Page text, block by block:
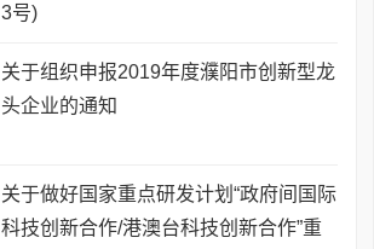
3号)
关于组织申报2019年度濮阳市创新型龙
头企业的通知
关于做好国家重点研发计划“政府间国际
科技创新合作/港澳台科技创新合作”重